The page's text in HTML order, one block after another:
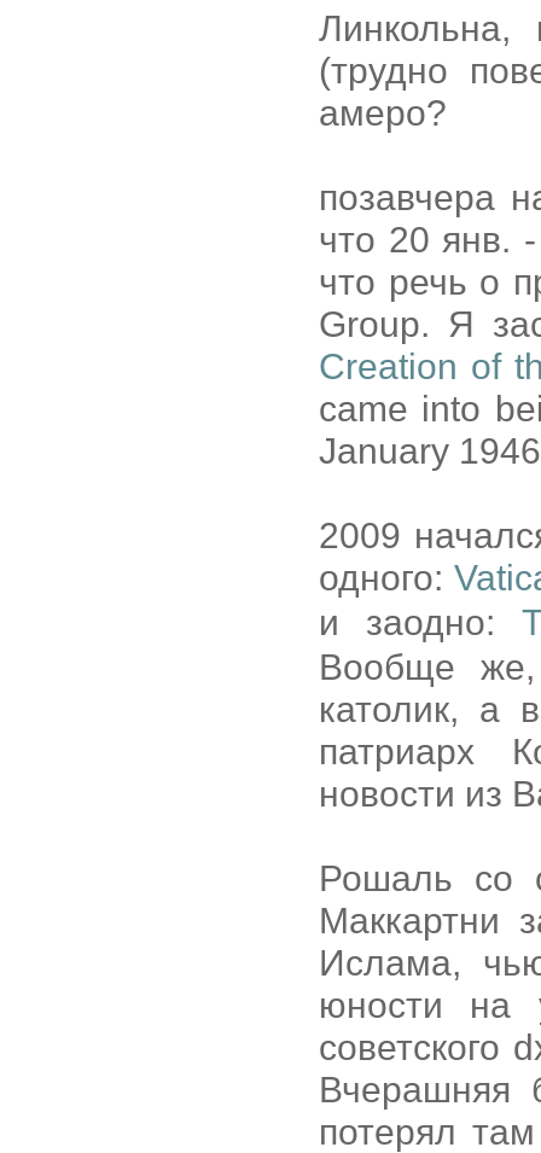
(трудно
амеро?
позавчера
что 20 янв.
что речь о
Group. Я
Creation of
came into
January
2009
одного:
и заодно:
Вообще
католик, а
патриарх
новости из
Рошаль со
Маккартни
Ислама,
юности на
советского
Вчерашняя
потерял